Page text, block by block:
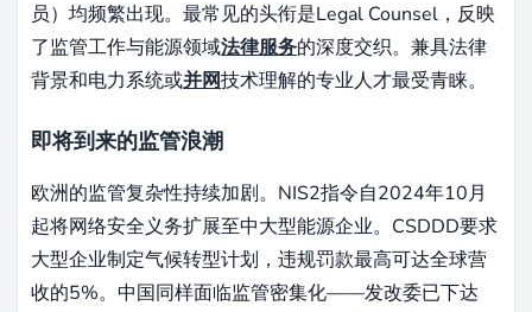
员）均频繁出现。最常见的头衔是Legal Counsel，反映
了监管工作与能源领域法律服务的深度交织。兼具法律
背景和电力系统或并网技术理解的专业人才最受青睐。
即将到来的监管浪潮
欧洲的监管复杂性持续加剧。NIS2指令自2024年10月
起将网络安全义务扩展至中大型能源企业。CSDDD要求
大型企业制定气候转型计划，违规罚款最高可达全球营
收的5%。中国同样面临监管密集化——发改委已下达